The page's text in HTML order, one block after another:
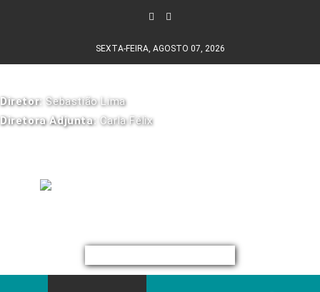
SEXTA-FEIRA, AGOSTO 07, 2026
Diretor: Sebastião Lima
Diretora Adjunta: Carla Félix